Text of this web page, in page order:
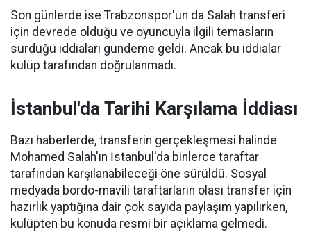
Son günlerde ise Trabzonspor'un da Salah transferi
için devrede olduğu ve oyuncuyla ilgili temasların
sürdüğü iddiaları gündeme geldi. Ancak bu iddialar
kulüp tarafından doğrulanmadı.
İstanbul'da Tarihi Karşılama İddiası
Bazı haberlerde, transferin gerçekleşmesi halinde
Mohamed Salah'ın İstanbul'da binlerce taraftar
tarafından karşılanabileceği öne sürüldü. Sosyal
medyada bordo-mavili taraftarların olası transfer için
hazırlık yaptığına dair çok sayıda paylaşım yapılırken,
kulüpten bu konuda resmi bir açıklama gelmedi.